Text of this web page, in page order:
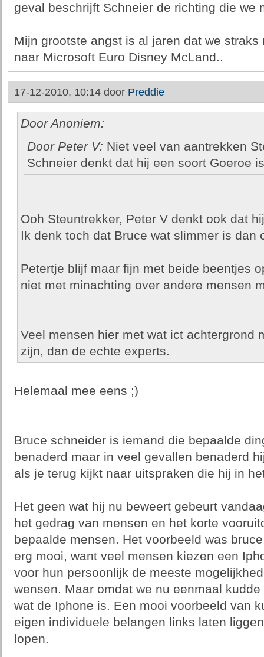
geval beschrijft Schneier de richting die we
Mijn grootste angst is al jaren dat we
naar Microsoft Euro Disney McLand..
17-12-2010, 10:14 door Preddie
Door Anoniem:
Door Peter V: Niet veel van aantrekken
Schneier denkt dat hij een soort Goeroe
Ooh Steuntrekker, Peter V denkt ook dat
Ik denk toch dat Bruce wat slimmer is dan
Petertje blijf maar fijn met beide beentjes
niet met minachting over andere mensen
Veel mensen hier met wat ict achtergrond
zijn, dan de echte experts.
Helemaal mee eens ;)
Bruce schneider is iemand die bepaalde
benaderd maar in veel gevallen benaderd
als je terug kijkt naar uitspraken die hij in
Het geen wat hij nu beweert gebeurt
het gedrag van mensen en het korte
bepaalde mensen. Het voorbeeld was
erg mooi, want veel mensen kiezen een
voor hun persoonlijk de meeste
wensen. Maar omdat we nu eenmaal
wat de Iphone is. Een mooi voorbeeld van
eigen individuele belangen links laten
lopen.